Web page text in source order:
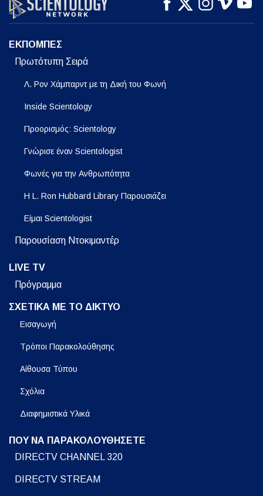
ΣΕΙΡΑ
ΕΚΠΟΜΠΕΣ
Πρωτότυπη Σειρά
Λ. Ρον Χάμπαρντ με τη Δική του Φωνή
Inside Scientology
Προορισμός: Scientology
Γνώρισε έναν Scientologist
Φωνές για την Ανθρωπότητα
Η L. Ron Hubbard Library Παρουσιάζει
Είμαι Scientologist
Παρουσίαση Ντοκιμαντέρ
LIVE TV
Πρόγραμμα
ΣΧΕΤΙΚΑ ΜΕ ΤΟ ΔΙΚΤΥΟ
Εισαγωγή
Τρόποι Παρακολούθησης
Αίθουσα Τύπου
Σχόλια
Διαφημιστικά Υλικά
ΠΟΥ ΝΑ ΠΑΡΑΚΟΛΟΥΘΗΣΕΤΕ
DIRECTV CHANNEL 320
DIRECTV STREAM